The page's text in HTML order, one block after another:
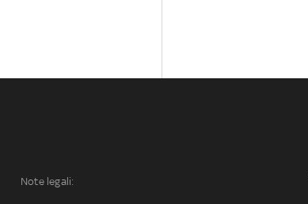
Note legali: